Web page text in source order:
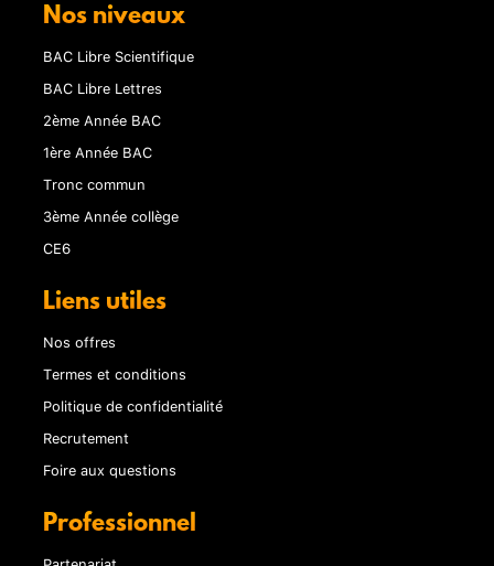
Nos niveaux
BAC Libre Scientifique
BAC Libre Lettres
2ème Année BAC
1ère Année BAC
Tronc commun
3ème Année collège
CE6
Liens utiles
Nos offres
Termes et conditions
Politique de confidentialité
Recrutement
Foire aux questions
Professionnel